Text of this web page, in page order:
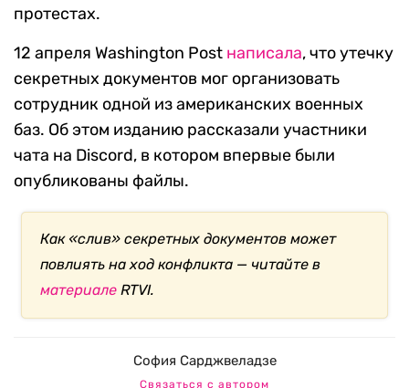
протестах.
12 апреля Washington Post написала, что утечку
секретных документов мог организовать
сотрудник одной из американских военных
баз. Об этом изданию рассказали участники
чата на Discord, в котором впервые были
опубликованы файлы.
Как «слив» секретных документов может
повлиять на ход конфликта — читайте в
материале RTVI.
София Сарджвеладзе
Связаться с автором